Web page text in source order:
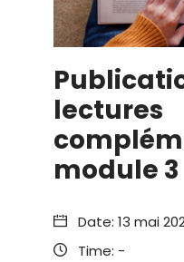
lectures
module 3
Date: 13 mai
Time: -